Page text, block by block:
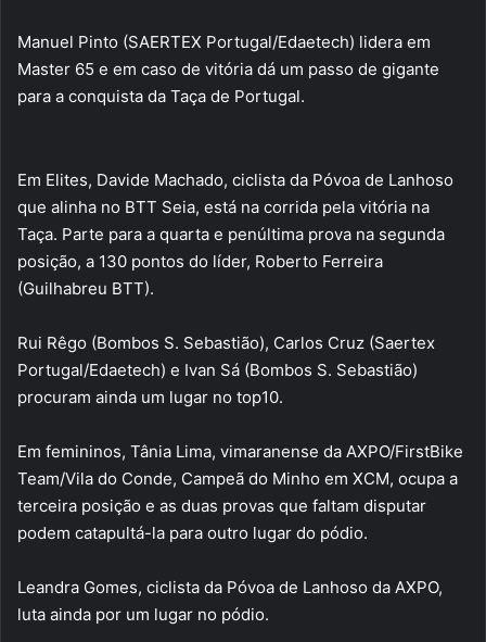
Manuel Pinto (SAERTEX Portugal/Edaetech) lidera em
Master 65 e em caso de vitória dá um passo de gigante
para a conquista da Taça de Portugal.
Em Elites, Davide Machado, ciclista da Póvoa de Lanhoso
que alinha no BTT Seia, está na corrida pela vitória na
Taça. Parte para a quarta e penúltima prova na segunda
posição, a 130 pontos do líder, Roberto Ferreira
(Guilhabreu BTT).
Rui Rêgo (Bombos S. Sebastião), Carlos Cruz (Saertex
Portugal/Edaetech) e Ivan Sá (Bombos S. Sebastião)
procuram ainda um lugar no top10.
Em femininos, Tânia Lima, vimaranense da AXPO/FirstBike
Team/Vila do Conde, Campeã do Minho em XCM, ocupa a
terceira posição e as duas provas que faltam disputar
podem catapultá-la para outro lugar do pódio.
Leandra Gomes, ciclista da Póvoa de Lanhoso da AXPO,
luta ainda por um lugar no pódio.